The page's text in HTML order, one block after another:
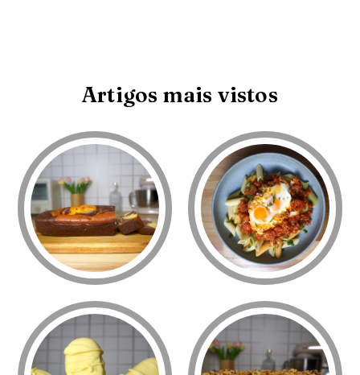
Artigos mais vistos